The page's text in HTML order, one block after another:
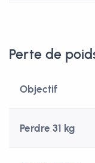
Perte de
Objectif
Perdre 31 kg